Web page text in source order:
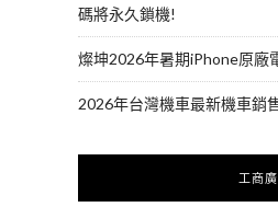
碼將永久鎖機!
燦坤2026年暑期iPhone原廠
2026年台灣機車最新機車銷
工商